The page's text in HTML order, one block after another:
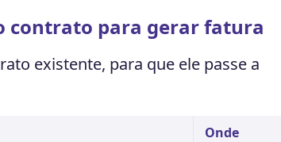
contrato para gerar fatura
existente, para que ele passe a
Onde